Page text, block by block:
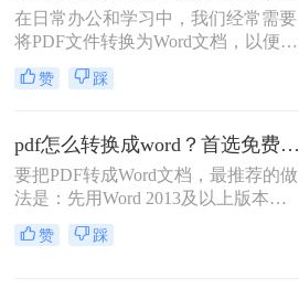
在日常办公和学习中，我们经常需要
将PDF文件转换为Word文档，以便进
行编辑和修改。那么怎么免费把pdf转
换成word呢？本文将介绍三种免费将
赞 踩
pdf怎么转换成word？首选免费工具，复杂文件再上专业软件！
要把PDF转成Word文档，最推荐的做
法是：先用Word 2013及以上版本直
接打开PDF（免费、无损）、再用
Google Drive在线转换（免费、云
赞 踩